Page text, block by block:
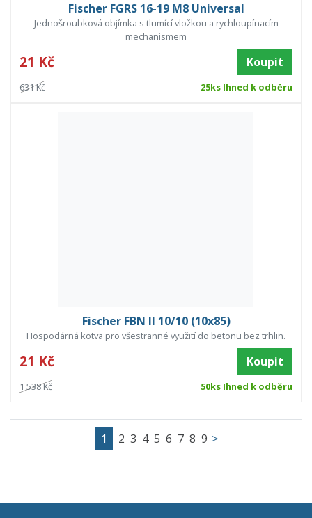
Fischer FGRS 16-19 M8 Universal
Jednošroubková objímka s tlumící vložkou a rychloupínacím
mechanismem
21 Kč Koupit
631 Kč 25ks Ihned k odběru
Fischer FBN II 10/10 (10x85)
Hospodárná kotva pro všestranné využití do betonu bez trhlin.
21 Kč Koupit
1 538 Kč 50ks Ihned k odběru
1 2 3 4 5 6 7 8 9 >